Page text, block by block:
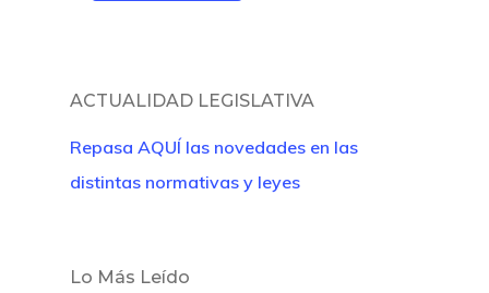
ACTUALIDAD LEGISLATIVA
Repasa AQUÍ las novedades en las
distintas normativas y leyes
Lo Más Leído
Café Jurídico
Colabora